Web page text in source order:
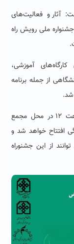
آثار و فعالیت‌های
ملی رویش راه
.
آموزشی،
از جمله برنامه
شد.
وی اضافه کرد: این رویداد ا ۳۱ فروردین ساعت ۱۲ در محل مجمع
افتتاح خواهد شد و
ماه می توانند از این جشنوراه